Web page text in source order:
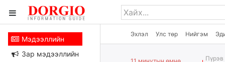
Эхлэл Улс төр Нийгэм
Мэдээллийн
Зар мэдээллийн
Пүрэв